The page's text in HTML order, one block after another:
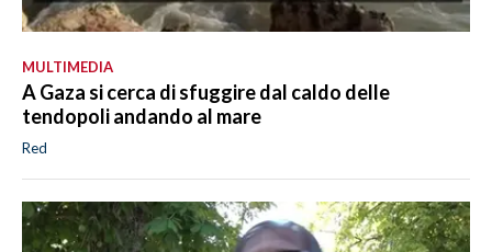
MULTIMEDIA
A Gaza si cerca di sfuggire dal caldo delle
tendopoli andando al mare
Red